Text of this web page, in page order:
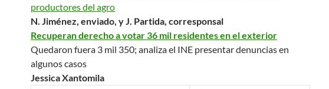
productores del agro
N. Jiménez, enviado, y J. Partida, corresponsal
Recuperan derecho a votar 36 mil residentes en el exterior
Quedaron fuera 3 mil 350; analiza el INE presentar denuncias en
algunos casos
Jessica Xantomila